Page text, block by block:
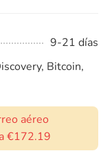
9-21 días
Bitcoin,
aéreo
€172.19